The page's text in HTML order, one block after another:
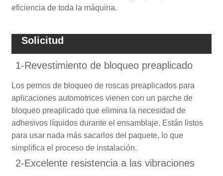
eficiencia de toda la máquina.
Solicitud
1-Revestimiento de bloqueo preaplicado
Los pernos de bloqueo de roscas preaplicados para
aplicaciones automotrices vienen con un parche de
bloqueo preaplicado que elimina la necesidad de
adhesivos líquidos durante el ensamblaje. Están listos
para usar nada más sacarlos del paquete, lo que
simplifica el proceso de instalación.
2-Excelente resistencia a las vibraciones